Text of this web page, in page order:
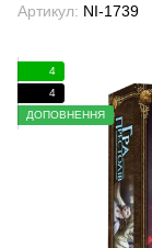
Артикул: NI-1739
4
4
ДОПОВНЕННЯ